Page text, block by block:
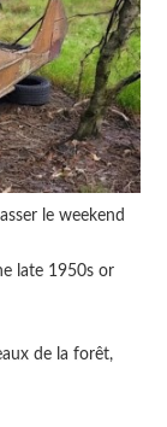
le weekend
late 1950s or
de la forêt,